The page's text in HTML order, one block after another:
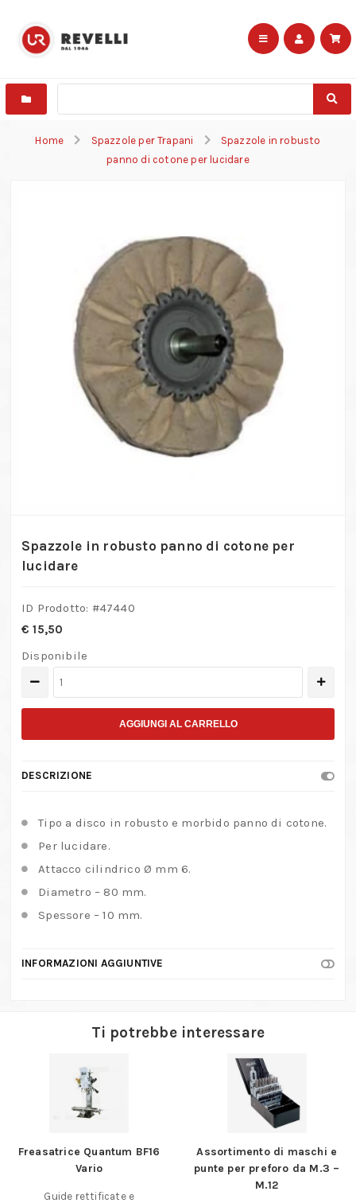
Home Spazzole per Trapani
Spazzole in robusto
panno di cotone per lucidare
Spazzole in robusto panno di cotone per
lucidare
ID Prodotto: #47440
€ 15,50
Disponibile
Spazzole
panno
cotone
lucidare
quantità
AGGIUNGI AL CARRELLO
DESCRIZIONE
Tipo a disco in robusto e morbido panno di cotone.
Per lucidare.
Attacco cilindrico Ø mm 6.
Diametro – 80 mm.
Spessore – 10 mm.
INFORMAZIONI AGGIUNTIVE
Ti potrebbe interessare
Freasatrice Quantum BF16
Vario
Guide rettificate e
Assortimento di maschi e
punte per preforo da M.3 –
M.12